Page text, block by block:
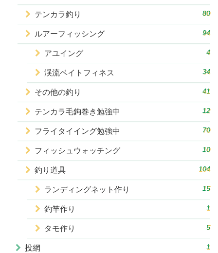
テンカラ釣り 80
ルアーフィッシング 94
アユイング 4
渓流ベイトフィネス 34
その他の釣り 41
テンカラ毛鉤巻き勉強中 12
フライタイイング勉強中 70
フィッシュウォッチング 10
釣り道具 104
ランディングネット作り 15
釣竿作り 1
タモ作り 5
投網 1